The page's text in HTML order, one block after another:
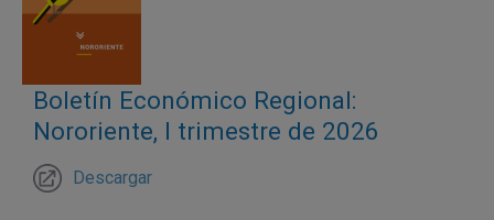
Boletín Económico Regional:
Nororiente, I trimestre de 2026
Descargar